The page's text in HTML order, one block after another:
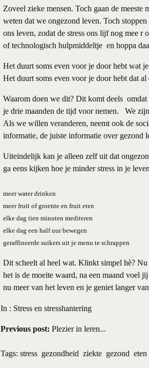
Zoveel zieke mensen. Toch gaan de meeste
weten dat we ongezond leven. Toch
ons leven, zodat de stress ons lijf nog mee
of technologisch hulpmiddeltje en hoppa
Het duurt soms even voor je door hebt wat
Het duurt soms even voor je door hebt dat
Waarom doen we dit? Dit komt deels
je drie maanden de tijd voor nemen. We
Als we willen veranderen, neemt ook de
informatie, de juiste informatie over gezond
Uiteindelijk kan je alleen zelf uit dat
ga eens kijken hoe je minder stress in je
meer water drinken
meer fruit of groente en fruit eten
elke dag tien minuten mediteren
elke dag een half uur bewegen
geraffineerde suikers uit je menu te schrappen
Dit scheelt al heel wat. Klinkt simpel hè?
het is de moeite waard, na een maand voel
nu meer van het leven en je geniet langer
In : Stress en stresshantering
Previous post: Plezier in leren...
Tags: stress gezondheid ziekte gezond eten